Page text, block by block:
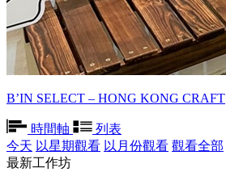
B’IN SELECT – HONG KONG CRAFT
時間軸
列表
今天 以星期觀看 以月份觀看 觀看全部
最新工作坊